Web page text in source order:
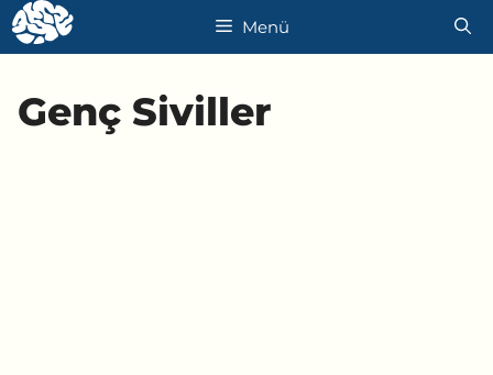
İçeriğe
atla
Menü
Genç Siviller